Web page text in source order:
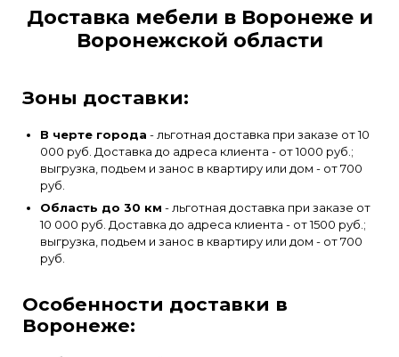
Доставка мебели в Воронеже и
Воронежской области
Зоны доставки:
В черте города - льготная доставка при заказе от 10
000 руб. Доставка до адреса клиента - от 1000 руб.;
выгрузка, подьем и занос в квартиру или дом - от 700
руб.
Область до 30 км - льготная доставка при заказе от
10 000 руб. Доставка до адреса клиента - от 1500 руб.;
выгрузка, подьем и занос в квартиру или дом - от 700
руб.
Особенности доставки в
Воронеже: